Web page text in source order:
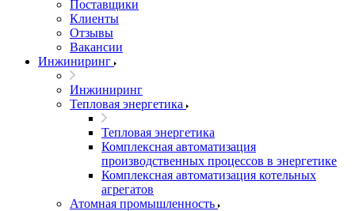
Поставщики
Клиенты
Отзывы
Вакансии
Инжиниринг
Инжиниринг
Тепловая энергетика
Тепловая энергетика
Комплексная автоматизация
производственных процессов в энергетике
Комплексная автоматизация котельных
агрегатов
Атомная промышленность